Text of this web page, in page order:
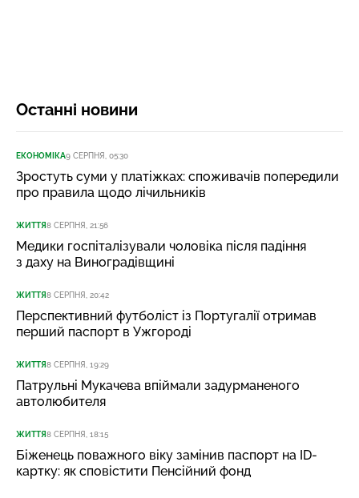
Останні новини
ЕКОНОМІКА9 СЕРПНЯ, 05:30
Зростуть суми у платіжках: споживачів попередили
про правила щодо лічильників
ЖИТТЯ8 СЕРПНЯ, 21:56
Медики госпіталізували чоловіка після падіння
з даху на Виноградівщині
ЖИТТЯ8 СЕРПНЯ, 20:42
Перспективний футболіст із Португалії отримав
перший паспорт в Ужгороді
ЖИТТЯ8 СЕРПНЯ, 19:29
Патрульні Мукачева впіймали задурманеного
автолюбителя
ЖИТТЯ8 СЕРПНЯ, 18:15
Біженець поважного віку замінив паспорт на ID-
картку: як сповістити Пенсійний фонд